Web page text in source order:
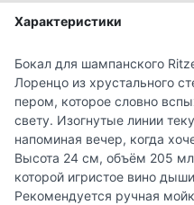
Характеристики
Бокал для шампанского
Лоренцо из хрустального
пером, которое словно
свету. Изогнутые линии
напоминая вечер, когда
Высота 24 см, объём 205
которой игристое вино
Рекомендуется ручная